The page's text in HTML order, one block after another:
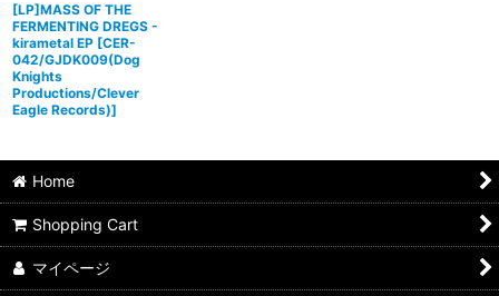
[LP]MASS OF THE
FERMENTING DREGS -
kirametal EP [CER-
042/GJDK009(Dog
Knights
Productions/Clever
Eagle Records)]
Home
Shopping Cart
マイページ